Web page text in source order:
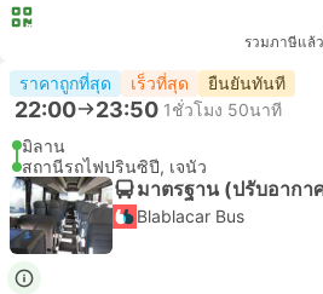
รวมภาษีแล้ว
ราคาถูกที่สุด เร็วที่สุด ยืนยันทันที
22:00 23:50 1ชั่วโมง 50นาที
มิลาน
สถานีรถไฟปรินซิปี, เจนัว
มาตรฐาน (ปรับอากา
Blablacar Bus